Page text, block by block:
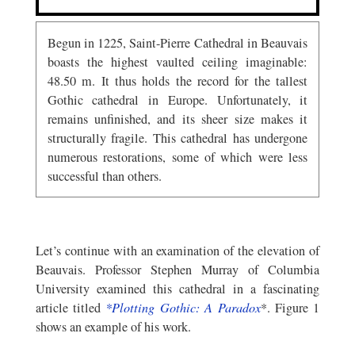
Begun in 1225, Saint-Pierre Cathedral in Beauvais
boasts the highest vaulted ceiling imaginable:
48.50 m. It thus holds the record for the tallest
Gothic cathedral in Europe. Unfortunately, it
remains unfinished, and its sheer size makes it
structurally fragile. This cathedral has undergone
numerous restorations, some of which were less
successful than others.
Let’s continue with an examination of the elevation of
Beauvais. Professor Stephen Murray of Columbia
University examined this cathedral in a fascinating
article titled *Plotting Gothic: A Paradox*. Figure 1
shows an example of his work.